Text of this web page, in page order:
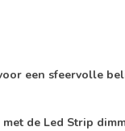
een sfeervolle
de Led Strip